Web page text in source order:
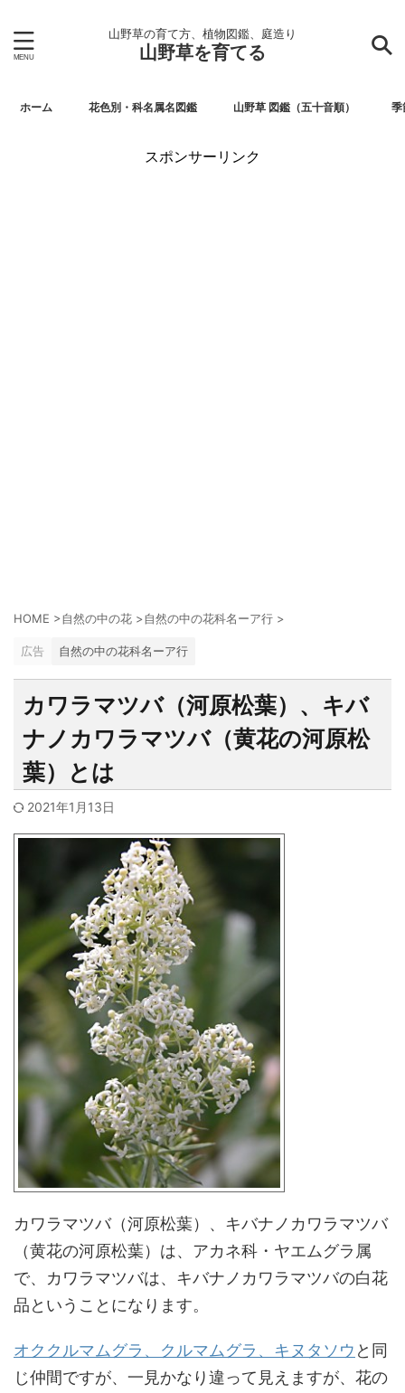
山野草の育て方、植物図鑑、庭造り
山野草を育てる
ホーム 花色別・科名属名図鑑 山野草 図鑑（五十音順） 季
スポンサーリンク
HOME >自然の中の花 >自然の中の花科名ーア行 >
広告 自然の中の花科名ーア行
カワラマツバ（河原松葉）、キバ
ナノカワラマツバ（黄花の河原松
葉）とは
2021年1月13日
カワラマツバ（河原松葉）、キバナノカワラマツバ
（黄花の河原松葉）は、アカネ科・ヤエムグラ属
で、カワラマツバは、キバナノカワラマツバの白花
品ということになります。
オククルマムグラ、クルマムグラ、キヌタソウ と同
じ仲間ですが、一見かなり違って見えますが、花の